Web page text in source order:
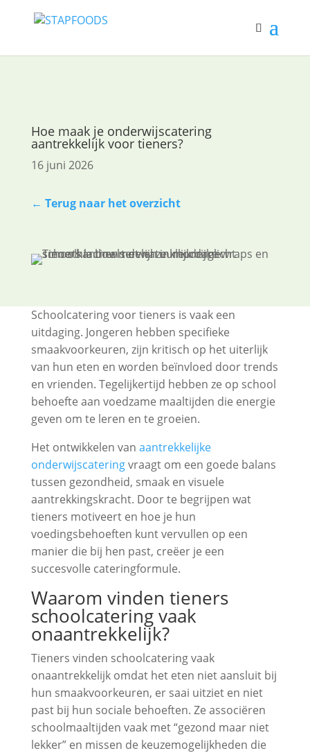
Hoe maak je onderwijscatering
aantrekkelijk voor tieners?
16 juni 2026
← Terug naar het overzicht
Schoolcatering voor tieners is vaak een
uitdaging. Jongeren hebben specifieke
smaakvoorkeuren, zijn kritisch op het uiterlijk
van hun eten en worden beïnvloed door trends
en vrienden. Tegelijkertijd hebben ze op school
behoefte aan voedzame maaltijden die energie
geven om te leren en te groeien.
Het ontwikkelen van aantrekkelijke
onderwijscateringvraagt om een goede balans
tussen gezondheid, smaak en visuele
aantrekkingskracht. Door te begrijpen wat
tieners motiveert en hoe je hun
voedingsbehoeften kunt vervullen op een
manier die bij hen past, creëer je een
succesvolle cateringformule.
Waarom vinden tieners
schoolcatering vaak
onaantrekkelijk?
Tieners vinden schoolcatering vaak
onaantrekkelijk omdat het eten niet aansluit bij
hun smaakvoorkeuren, er saai uitziet en niet
past bij hun sociale behoeften. Ze associëren
schoolmaaltijden vaak met “gezond maar niet
lekker” en missen de keuzemogelijkheden die